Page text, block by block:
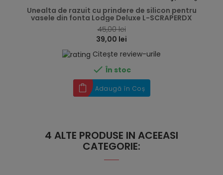
Unealta de razuit cu prindere de silicon pentru
vasele din fonta Lodge Deluxe L-SCRAPERDX
45,00 lei
39,00 lei
Citește review-urile
 În stoc
Adaugă în Coș
4 ALTE PRODUSE IN ACEEASI
CATEGORIE: